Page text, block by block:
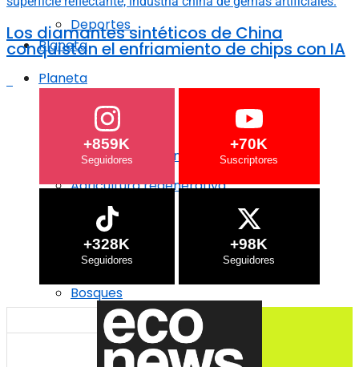
Planeta
Agricultura regenerativa
Océanos
Bosques
Deportes
Planeta
Crisis Climática
Agricultura regenerativa
Océanos
Bosques
Los diamantes sintéticos de China
conquistan el enfriamiento de chips con IA
+859K +70K
+328K +98K